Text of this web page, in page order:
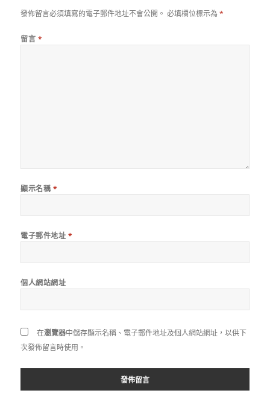
發佈留言必須填寫的電子郵件地址不會公開。 必填欄位標示為*
留言 *
顯示名稱 *
電子郵件地址 *
個人網站網址
在瀏覽器中儲存顯示名稱、電子郵件地址及個人網站網址，以供下
次發佈留言時使用。